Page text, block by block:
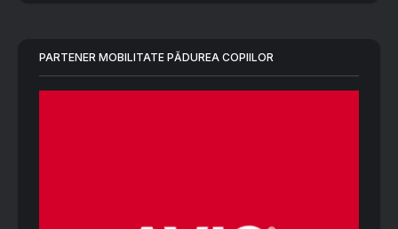
PARTENER MOBILITATE PĂDUREA COPIILOR